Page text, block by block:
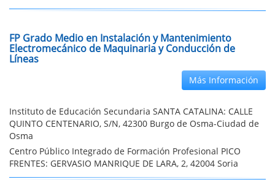
FP Grado Medio en Instalación y Mantenimiento
Electromecánico de Maquinaria y Conducción de
Líneas
Más Información
Instituto de Educación Secundaria SANTA CATALINA: CALLE
QUINTO CENTENARIO, S/N, 42300 Burgo de Osma-Ciudad de
Osma
Centro Público Integrado de Formación Profesional PICO
FRENTES: GERVASIO MANRIQUE DE LARA, 2, 42004 Soria